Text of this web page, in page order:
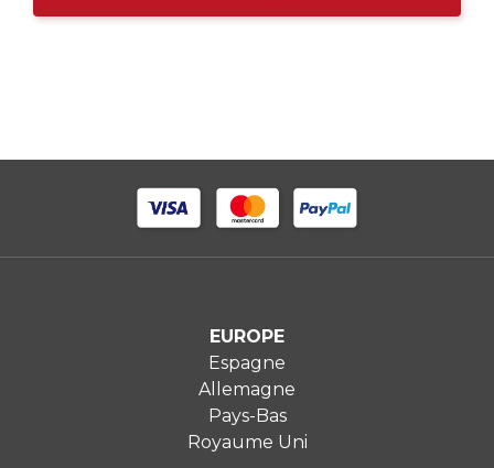
EUROPE
Espagne
Allemagne
Pays-Bas
Royaume Uni